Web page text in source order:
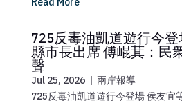
725反毒油凱道遊行今
縣市長出席 傅崐萁：民
聲
Jul 25, 2026 | 兩岸報導
725反毒油凱道遊行今登場 侯友宜